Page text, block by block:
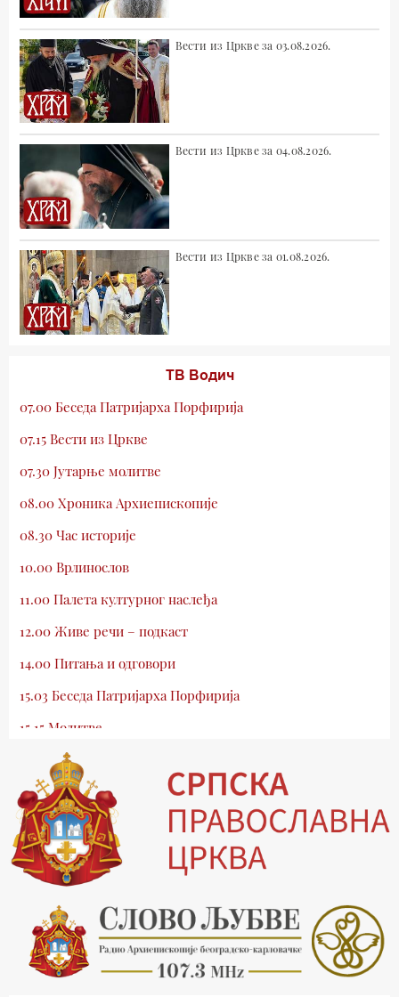
Вести из Цркве за 03.08.2026.
Вести из Цркве за 04.08.2026.
Вести из Цркве за 01.08.2026.
ТВ Водич
07.00 Беседа Патријарха Порфирија
07.15 Вести из Цркве
07.30 Јутарње молитве
08.00 Хроника Архиепископије
08.30 Час историје
10.00 Врлинослов
11.00 Палета културног наслеђа
12.00 Живе речи – подкаст
14.00 Питања и одговори
15.03 Беседа Патријарха Порфирија
15.15 Молитве
15.30 Млади у Цркви
16.03 Српски јерарси
16.30 Хроника Архиепископије
17.03 Фолклор магазин
17.30 Тврђаве Дунава
18.03 Кроз историју Београда
18.30 Врлинослов
19.40 Вечерње молитве